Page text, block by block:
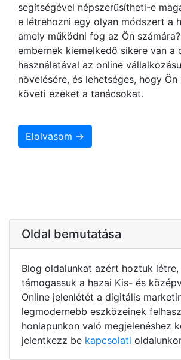
segítségével népszerűsítheti-e
e létrehozni egy olyan módszert a
amely működni fog az Ön
embernek kiemelkedő sikere van a
használatával az online
növelésére, és lehetséges, hogy
követi ezeket a tanácsokat.
Elolvasom →
Oldal bemutatása
Blog oldalunkat azért hoztuk
támogassuk a hazai Kis- és
Online jelenlétét a digitális
legmodernebb eszközeinek
honlapunkon való megjelenéshez
jelentkezz be kapcsolati